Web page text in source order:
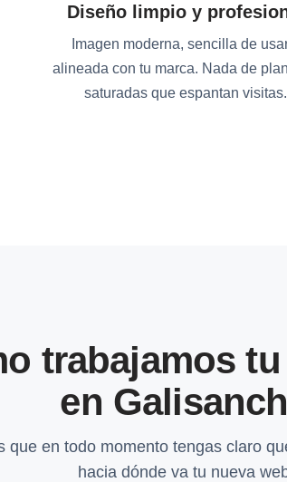
Diseño limpio y
Imagen moderna, sencilla de
alineada con tu marca. Nada de
saturadas que espantan visitas.
trabajamos
en
que en todo momento tengas claro
hacia dónde va tu nueva